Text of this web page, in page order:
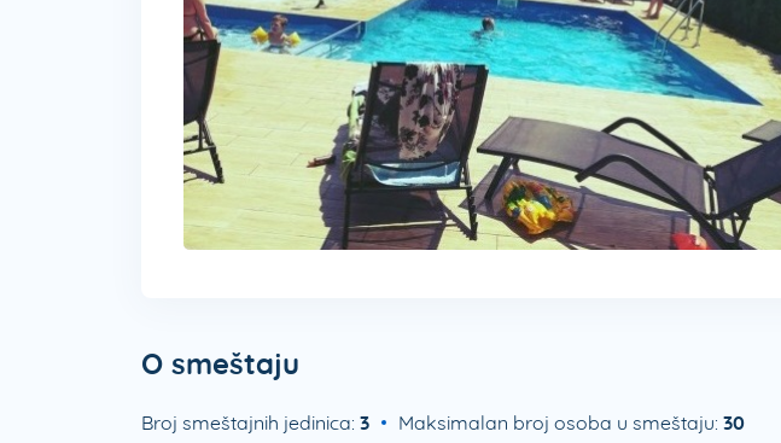
O smeštaju
Broj smeštajnih jedinica: 3 Maksimalan broj osoba u smeštaju: 30